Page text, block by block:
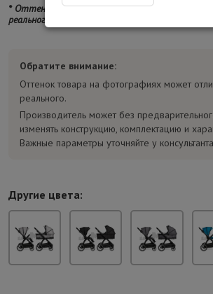
* Оттенок изделия на фотографии может
реального.
Обратите внимание:
Оттенок товара на фотографиях может
реального.
Производитель может без
изменять конструкцию, комплектацию и
Важные параметры уточняйте у
Другие цвета: